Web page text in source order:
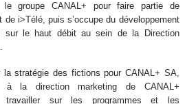
groupe CANAL+ pour faire partie de
de i>Télé, puis s’occupe du développement
sur le haut débit au sein de la Direction
stratégie des fictions pour CANAL+ SA,
la direction marketing de CANAL+
travailler sur les programmes et les